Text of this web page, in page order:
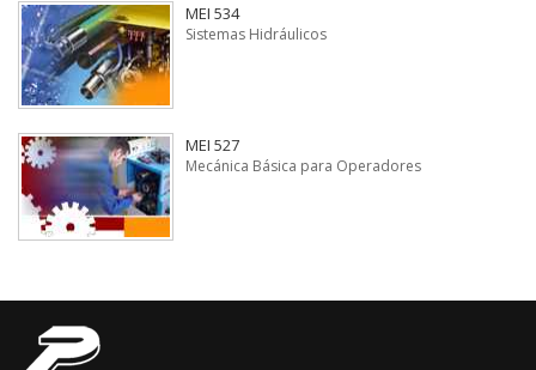
MEI 534
Sistemas Hidráulicos
MEI 527
Mecánica Básica para Operadores